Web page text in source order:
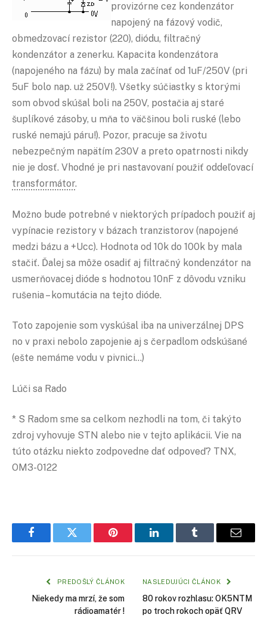
provizórne cez kondenzátor
napojený na fázový vodič,
obmedzovací rezistor (220), diódu, filtračný
kondenzátor a zenerku. Kapacita kondenzátora
(napojeného na fázu) by mala začínať od 1uF/250V (pri
5uF bolo nap. už 250V!). Všetky súčiastky s ktorými
som obvod skúšal boli na 250V, postačia aj staré
šuplíkové zásoby, u mňa to väčšinou boli ruské (lebo
ruské nemajú páru!). Pozor, pracuje sa životu
nebezpečným napätím 230V a preto opatrnosti nikdy
nie je dosť. Vhodné je pri nastavovaní použiť oddeľovací
transformátor.
Možno bude potrebné v niektorých prípadoch použiť aj
vypínacie rezistory v bázach tranzistorov (napojené
medzi bázu a +Ucc). Hodnota od 10k do 100k by mala
stačiť. Ďalej sa môže osadiť aj filtračný kondenzátor na
usmerňovacej dióde s hodnotou 10nF z dôvodu vzniku
rušenia – komutácia na tejto dióde.
Toto zapojenie som vyskúšal iba na univerzálnej DPS
no v praxi nebolo zapojenie aj s čerpadlom odskúšané
(ešte nemáme vodu v pivnici…)
Lúči sa Rado
* S Radom sme sa celkom nezhodli na tom, či takýto
zdroj vyhovuje STN alebo nie v tejto aplikácii. Vie na
túto otázku niekto zodpovedne dať odpoveď? TNX,
OM3-0122
FacebookTwitter Pinterest LinkedInTumblr Email
PREDOŠLÝ ČLÁNOK
Niekedy ma mrzí, že som
rádioamatér !
NASLEDUJÚCI ČLÁNOK
80 rokov rozhlasu: OK5NTM
po troch rokoch opäť QRV